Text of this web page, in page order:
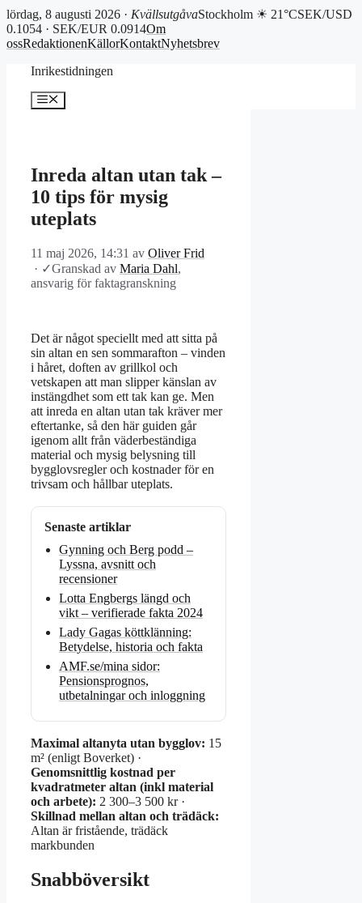
lördag, 8 augusti 2026 · KvällsutgåvaStockholm ☀ 21°CSEK/USD
0.1054 · SEK/EUR 0.0914Om
ossRedaktionenKällorKontaktNyhetsbrev
Inrikestidningen
Meny
Inreda altan utan tak –
10 tips för mysig
uteplats
11 maj 2026, 14:31 av Oliver Frid
· ✓Granskad av Maria Dahl,
ansvarig för faktagranskning
Det är något speciellt med att sitta på
sin altan en sen sommarafton – vinden
i håret, doften av grillkol och
vetskapen att man slipper känslan av
instängdhet som ett tak kan ge. Men
att inreda en altan utan tak kräver mer
eftertanke, så den här guiden går
igenom allt från väderbeständiga
material och mysig belysning till
bygglovsregler och kostnader för en
trivsam och hållbar uteplats.
Senaste artiklar
Gynning och Berg podd –
Lyssna, avsnitt och
recensioner
Lotta Engbergs längd och
vikt – verifierade fakta 2024
Lady Gagas köttklänning:
Betydelse, historia och fakta
AMF.se/mina sidor:
Pensionsprognos,
utbetalningar och inloggning
Maximal altanyta utan bygglov: 15
m² (enligt Boverket) ·
Genomsnittlig kostnad per
kvadratmeter altan (inkl material
och arbete): 2 300–3 500 kr ·
Skillnad mellan altan och trädäck:
Altan är fristående, trädäck
markbunden
Snabböversikt